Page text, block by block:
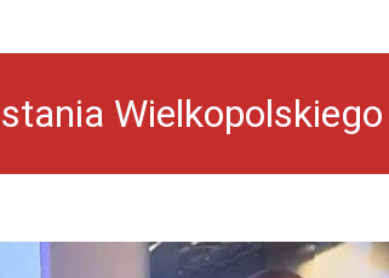
Wielkopolskiego